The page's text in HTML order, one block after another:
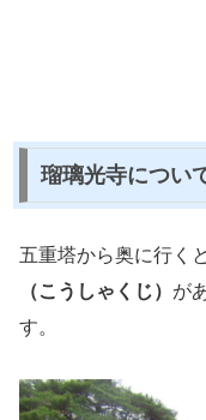
瑠璃光寺につい
五重塔から奥に行く
（こうしゃくじ） が
す。